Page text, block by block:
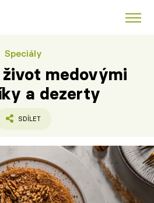
k večeři
Speciály
medovými
a dezerty
SDÍLET